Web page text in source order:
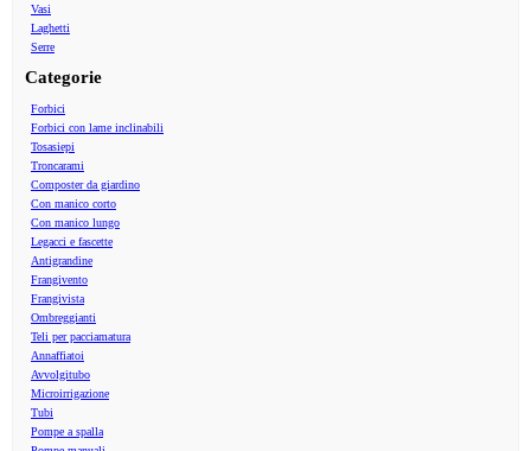
Vasi
Laghetti
Serre
Categorie
Forbici
Forbici con lame inclinabili
Tosasiepi
Troncarami
Composter da giardino
Con manico corto
Con manico lungo
Legacci e fascette
Antigrandine
Frangivento
Frangivista
Ombreggianti
Teli per pacciamatura
Annaffiatoi
Avvolgitubo
Microirrigazione
Tubi
Pompe a spalla